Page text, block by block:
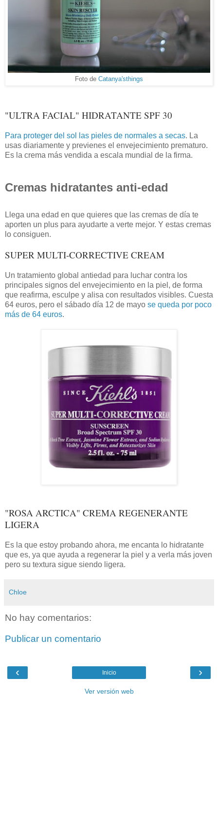
Foto de Catanya'sthings
"ULTRA FACIAL" HIDRATANTE SPF 30
Para proteger del sol las pieles de normales a secas. La
usas diariamente y previenes el envejecimiento prematuro.
Es la crema más vendida a escala mundial de la firma.
Cremas hidratantes anti-edad
Llega una edad en que quieres que las cremas de día te
aporten un plus para ayudarte a verte mejor. Y estas cremas
lo consiguen.
SUPER MULTI-CORRECTIVE CREAM
Un tratamiento global antiedad para luchar contra los
principales signos del envejecimiento en la piel, de forma
que reafirma, esculpe y alisa con resultados visibles. Cuesta
64 euros, pero el sábado día 12 de mayo se queda por poco
más de 64 euros.
"ROSA ARCTICA" CREMA REGENERANTE
LIGERA
Es la que estoy probando ahora, me encanta lo hidratante
que es, ya que ayuda a regenerar la piel y a verla más joven
pero su textura sigue siendo ligera.
Chloe
No hay comentarios:
Publicar un comentario
‹ ›
Inicio
Ver versión web